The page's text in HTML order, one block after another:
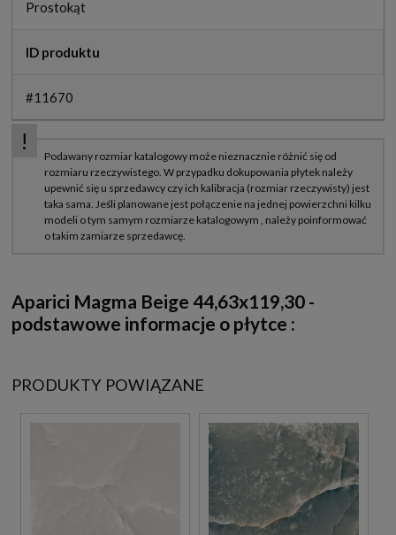
Prostokąt
ID produktu
#11670
Aparici Magma Beige 44,63x119,30 -
podstawowe informacje o płytce :
PRODUKTY POWIĄZANE